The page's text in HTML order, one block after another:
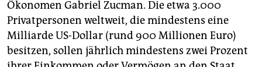
Ökonomen Gabriel Zucman. Die etwa 3.000
Privatpersonen weltweit, die mindestens eine
Milliarde US-Dollar (rund 900 Millionen Euro)
besitzen, sollen jährlich mindestens zwei Prozent